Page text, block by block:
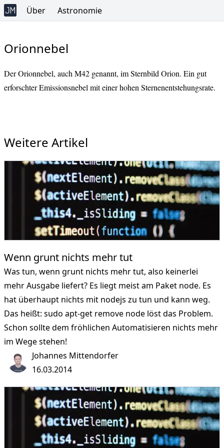
Über Astronomie
Orionnebel
Der Orionnebel, auch M42 genannt, im Sternbild Orion. Ein gut
erforschter Emissionsnebel mit einer hohen Sternenentstehungsrate.
Weitere Artikel
Wenn grunt nichts mehr tut
Was tun, wenn grunt nichts mehr tut, also keinerlei
mehr Ausgabe liefert? Es liegt meist am Paket node. Es
hat überhaupt nichts mit nodejs zu tun und kann weg.
Das heißt: sudo apt-get remove node löst das Problem.
Schon sollte dem fröhlichen Automatisieren nichts mehr
im Wege stehen!
Johannes Mittendorfer
16.03.2014